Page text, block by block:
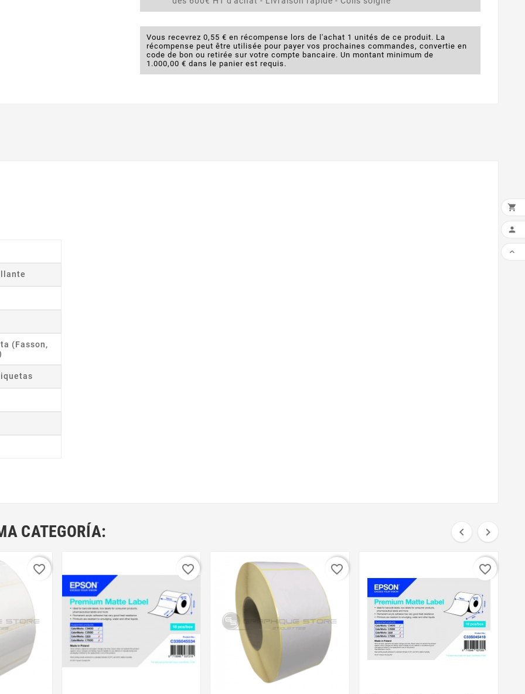
Vous recevrez 0,55 € en récompense lors de l'achat 1 unités de ce produit. La
récompense peut être utilisée pour payer vos prochaines commandes, convertie en
code de bon ou retirée sur votre compte bancaire. Un montant minimum de
1.000,00 € dans le panier est requis.
(Fasson,
CATEGORÍA:  
favorite_border favorite_border favorite_border favorite_border


